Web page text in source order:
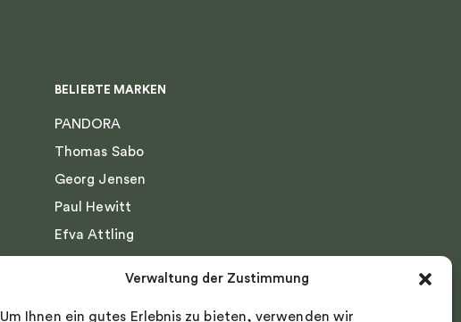
Verwaltung der Zustimmung
Um Ihnen ein gutes Erlebnis zu bieten, verwenden wir
BELIEBTE MARKEN
PANDORA
Thomas Sabo
Georg Jensen
Paul Hewitt
Efva Attling
Nordic Spectra